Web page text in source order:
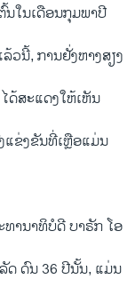
ໃນ​ເດືອນ​ກຸ​ມ​ພາປີ​
ວນີ້, ການຢັ່ງຫາງສຽງ
ດ້ສະແດງໃຫ້ເຫັນ
ຂ່ງຂັນທີ່ເຫຼືອແມ່ນ
າ​ນາ​ທິ​ບໍ​ດີ ບາ​ຣັກ ໂອ​
ດ ດົນ 36 ປີນັ້ນ, ແມ່ນ